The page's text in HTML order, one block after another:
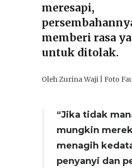
meresapi,
memberi rasa
untuk ditolak.
Oleh Zurina Waji | Foto
“Jika tidak
mungkin
menagih
penyanyi dan